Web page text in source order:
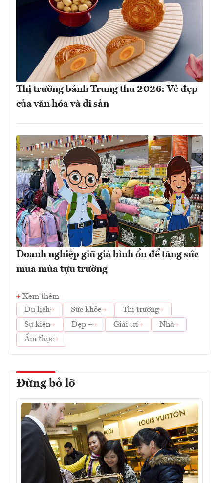
Thị trường bánh Trung thu 2026: Vẻ đẹp
của văn hóa và di sản
Doanh nghiệp giữ giá bình ổn để tăng sức
mua mùa tựu trường
Xem thêm
Du lịch
Sức khỏe
Thị trường
Sự kiện
Đẹp + Giải trí
Nhà
Ẩm thực
Đừng bỏ lỡ